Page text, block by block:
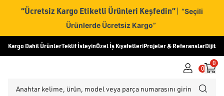
“Ücretsiz Kargo Etiketli Ürünleri Keşfedin” | “Seçili
Ürünlerde Ücretsiz Kargo”
Kargo Dahil ÜrünlerTeklif İsteyinÖzel İş KıyafetleriProjeler & ReferanslarDijital
0
0